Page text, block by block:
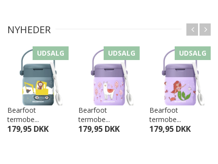
NYHEDER
UDSALG
Bearfoot
termobe...
179,95 DKK
UDSALG
Bearfoot
termobe...
179,95 DKK
UDSALG
Bearfoot
termobe...
179,95 DKK